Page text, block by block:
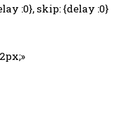
:0}, skip: {delay :0}